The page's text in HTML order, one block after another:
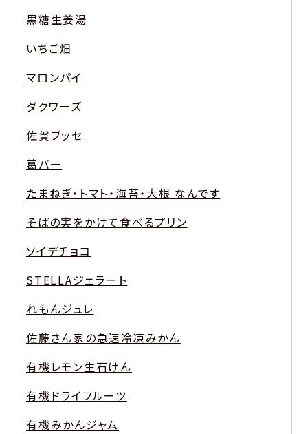
黒糖生姜湯
いちご畑
マロンパイ
ダクワーズ
佐賀ブッセ
葛バー
たまねぎ・トマト・海苔・大根 なんです
そばの実をかけて食べるプリン
ソイデチョコ
STELLAジェラート
れもんジュレ
佐藤さん家の急速冷凍みかん
有機レモン生石けん
有機ドライフルーツ
有機みかんジャム